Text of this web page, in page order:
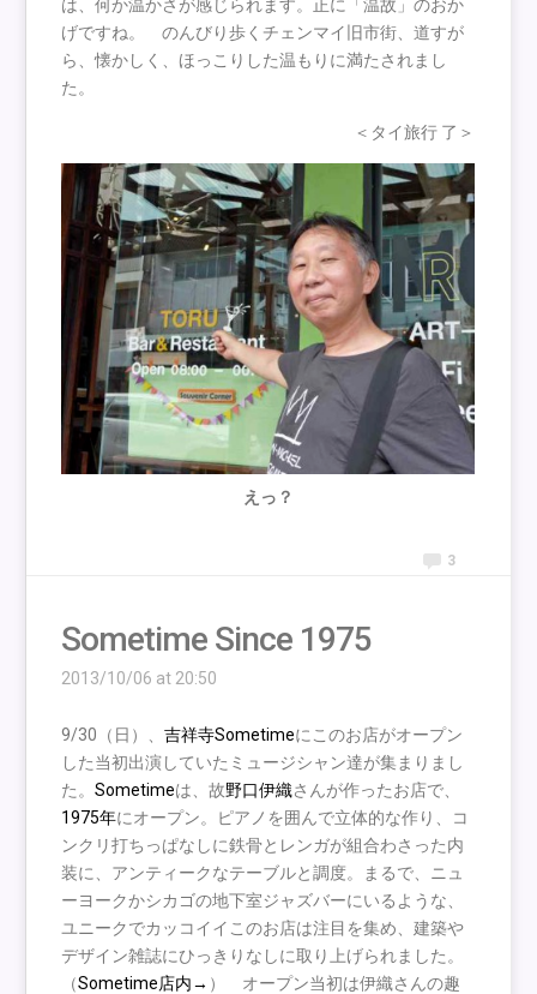
は、何か温かさが感じられます。正に「温故」のおか
げですね。 のんびり歩くチェンマイ旧市街、道すが
ら、懐かしく、ほっこりした温もりに満たされまし
た。
＜タイ旅行 了＞
えっ？
3
Sometime Since 1975
2013/10/06 at 20:50
9/30（日）、吉祥寺Sometimeにこのお店がオープン
した当初出演していたミュージシャン達が集まりまし
た。Sometimeは、故野口伊織さんが作ったお店で、
1975年にオープン。ピアノを囲んで立体的な作り、コ
ンクリ打ちっぱなしに鉄骨とレンガが組合わさった内
装に、アンティークなテーブルと調度。まるで、ニュ
ーヨークかシカゴの地下室ジャズバーにいるような、
ユニークでカッコイイこのお店は注目を集め、建築や
デザイン雑誌にひっきりなしに取り上げられました。
（Sometime店内→ ） オープン当初は伊織さんの趣